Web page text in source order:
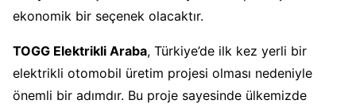
ekonomik bir seçenek olacaktır.
TOGG Elektrikli Araba, Türkiye’de ilk kez yerli bir
elektrikli otomobil üretim projesi olması nedeniyle
önemli bir adımdır. Bu proje sayesinde ülkemizde